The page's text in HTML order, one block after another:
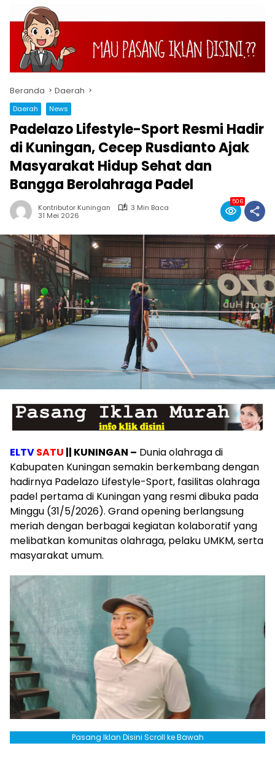
Beranda Daerah
Daerah News
Padelazo Lifestyle-Sport Resmi Hadir
di Kuningan, Cecep Rusdianto Ajak
Masyarakat Hidup Sehat dan
Bangga Berolahraga Padel
Kontributor Kuningan
3 Min Baca
31 Mei 2026
506
ELTVSATU || KUNINGAN – Dunia olahraga di
Kabupaten Kuningan semakin berkembang dengan
hadirnya Padelazo Lifestyle-Sport, fasilitas olahraga
padel pertama di Kuningan yang resmi dibuka pada
Minggu (31/5/2026). Grand opening berlangsung
meriah dengan berbagai kegiatan kolaboratif yang
melibatkan komunitas olahraga, pelaku UMKM, serta
masyarakat umum.
Pasang Iklan Disini Scroll ke Bawah